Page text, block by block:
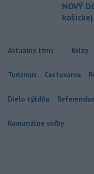
NOVÝ
Aktuálne témy: Kvízy
Turizmus Cestovanie
Dielo týždňa
Komunálne voľby